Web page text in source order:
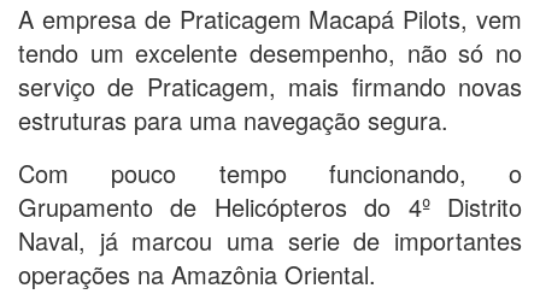
A empresa de Praticagem Macapá Pilots, vem
tendo um excelente desempenho, não só no
serviço de Praticagem, mais firmando novas
estruturas para uma navegação segura.
Com pouco tempo funcionando, o
Grupamento de Helicópteros do 4º Distrito
Naval, já marcou uma serie de importantes
operações na Amazônia Oriental.